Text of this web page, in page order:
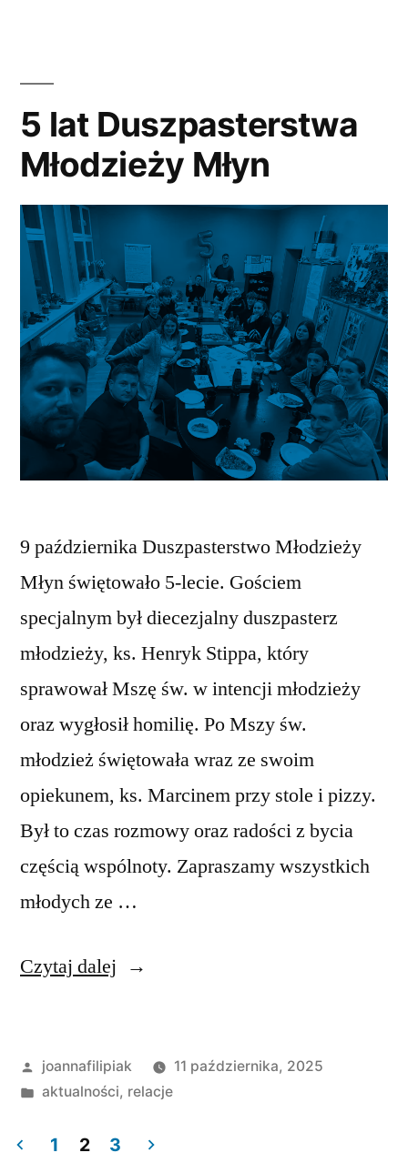
A.
D.
2025”
5 lat Duszpasterstwa
Młodzieży Młyn
9 października Duszpasterstwo Młodzieży
Młyn świętowało 5-lecie. Gościem
specjalnym był diecezjalny duszpasterz
młodzieży, ks. Henryk Stippa, który
sprawował Mszę św. w intencji młodzieży
oraz wygłosił homilię. Po Mszy św.
młodzież świętowała wraz ze swoim
opiekunem, ks. Marcinem przy stole i pizzy.
Był to czas rozmowy oraz radości z bycia
częścią wspólnoty. Zapraszamy wszystkich
młodych ze …
Czytaj dalej „5
Młodzieży
Młyn”
Opublikowane
przez
joannafilipiak
11 października, 2025
Opublikowano
aktualności, relacje
1 2 3